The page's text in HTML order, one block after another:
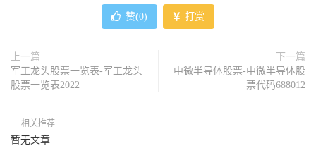
赞(0) 打赏
上一篇
军工龙头股票一览表-军工龙头
股票一览表2022
下一篇
中微半导体股票-中微半导体股
票代码688012
相关推荐
暂无文章